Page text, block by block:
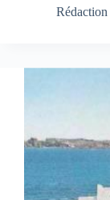
Rédaction